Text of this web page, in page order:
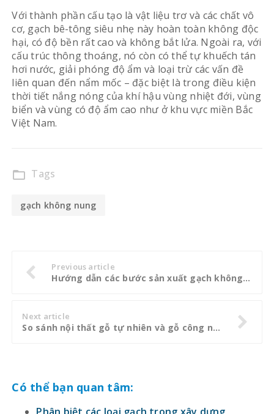
Với thành phần cấu tạo là vật liệu trơ và các chất vô
cơ, gạch bê-tông siêu nhẹ này hoàn toàn không độc
hại, có độ bền rất cao và không bắt lửa. Ngoài ra, với
cấu trúc thông thoáng, nó còn có thể tự khuếch tán
hơi nước, giải phóng độ ẩm và loại trừ các vấn đề
liên quan đến nẩm mốc – đặc biệt là trong điều kiện
thời tiết nắng nóng của khí hậu vùng nhiệt đới, vùng
biển và vùng có độ ẩm cao như ở khu vực miền Bắc
Việt Nam.
folder_open Tags
gạch không nung
Previous article
Hướng dẫn các bước sản xuất gạch không nung
Next article
So sánh nội thất gỗ tự nhiên và gỗ công nghiệp
Có thể bạn quan tâm: